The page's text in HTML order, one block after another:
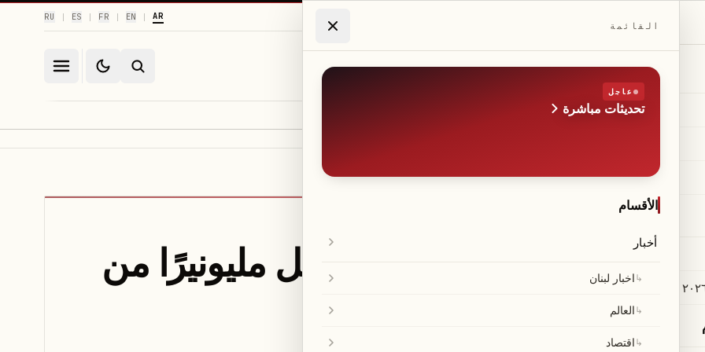
AR
|
EN
|
FR
|
ES
|
RU
250 ألف دولار التي جعلت شاكيل أونيل مليونيرًا من
القائمة
عاجل
تحديثات مباشرة
الأقسام
أخبار
↳اخبار لبنان
↳العالم
↳اقتصاد